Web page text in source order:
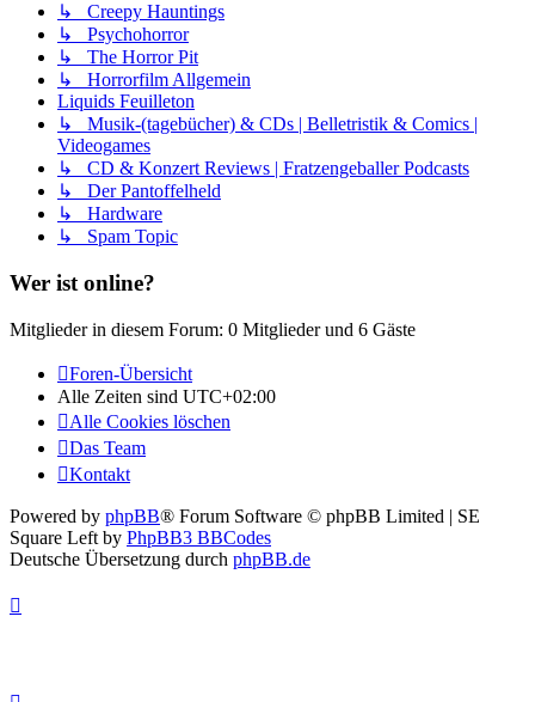
↳ Creepy Hauntings
↳ Psychohorror
↳ The Horror Pit
↳ Horrorfilm Allgemein
Liquids Feuilleton
↳ Musik-(tagebücher) & CDs | Belletristik & Comics |
Videogames
↳ CD & Konzert Reviews | Fratzengeballer Podcasts
↳ Der Pantoffelheld
↳ Hardware
↳ Spam Topic
Wer ist online?
Mitglieder in diesem Forum: 0 Mitglieder und 6 Gäste
Foren-Übersicht
Alle Zeiten sind UTC+02:00
Alle Cookies löschen
Das Team
Kontakt
Powered by phpBB® Forum Software © phpBB Limited | SE
Square Left by PhpBB3 BBCodes
Deutsche Übersetzung durch phpBB.de